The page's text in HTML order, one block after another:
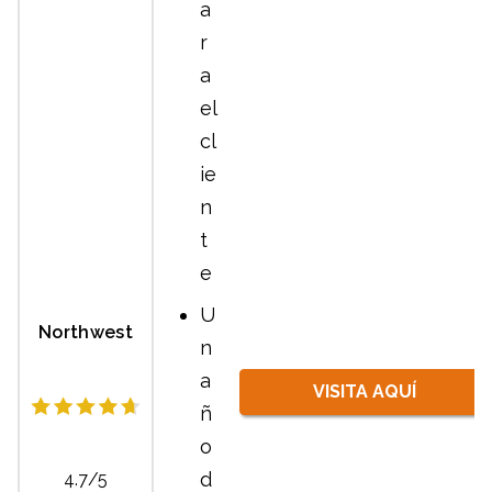
Northwest
4.7/5
a
r
a
el
cl
ie
n
t
e
U
n
a
ñ
o
d
VISITA AQUÍ